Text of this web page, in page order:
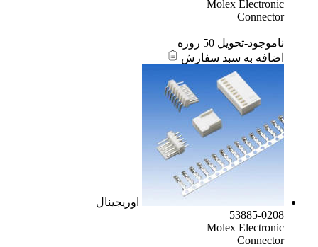
Molex Electronic
Connector
ناموجود-تحویل 50 روزه
اضافه به سبد سفارش
اوریجینال
53885-0208
Molex Electronic
Connector